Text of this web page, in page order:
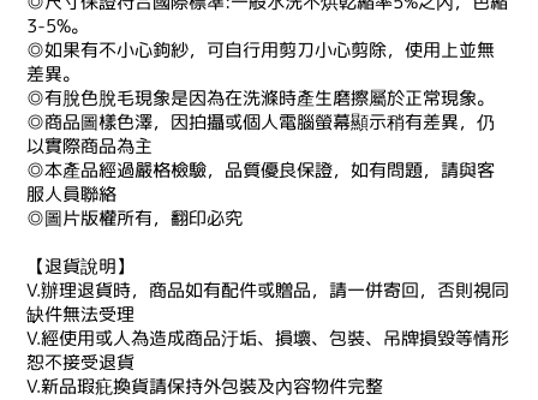
3-5%。
◎如果有不小心鉤紗，可自行用剪刀小心剪除，使用上並無
差異。
◎有脫色脫毛現象是因為在洗滌時產生磨擦屬於正常現象。
◎商品圖樣色澤，因拍攝或個人電腦螢幕顯示稍有差異，仍
以實際商品為主
◎本產品經過嚴格檢驗，品質優良保證，如有問題，請與客
服人員聯絡
◎圖片版權所有，翻印必究
【退貨說明】
V.辦理退貨時，商品如有配件或贈品，請一併寄回，否則視同
缺件無法受理
V.經使用或人為造成商品汙垢、損壞、包裝、吊牌損毀等情形
恕不接受退貨
V.新品瑕疪換貨請保持外包裝及內容物件完整